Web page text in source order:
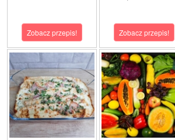
Zobacz przepis! Zobacz przepis!